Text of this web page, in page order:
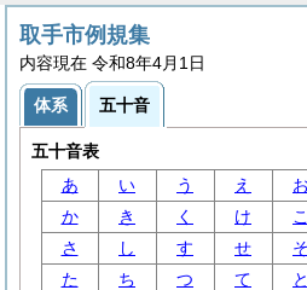
取手市例規集
内容現在 令和8年4月1日
体系 五十音
五十音表
あ
い う え
お
か
き く け
こ
さ
し す せ
そ
た
ち つ て
と